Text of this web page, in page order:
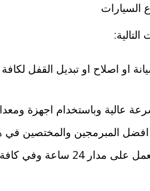
السيارات
او اصلاح او تبديل القفل لكافة
عالية وباستخدام اجهزة
المبرمجين والمختصين في
خدمتنا أيضا متاحة في كافة مناطق الكويت